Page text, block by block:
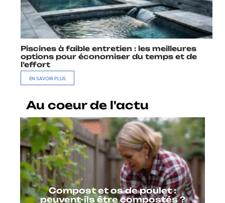
Piscines à faible entretien : les meilleures
options pour économiser du temps et de
l’effort
EN SAVOIR PLUS
Au coeur de l'actu
Compost et os de poulet :
peuvent-ils être compostés ?